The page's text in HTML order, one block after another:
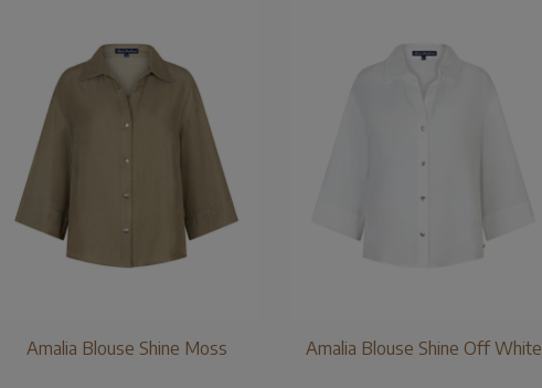
Amalia Blouse Shine Moss Amalia Blouse Shine Off White